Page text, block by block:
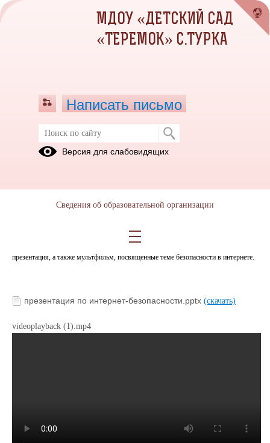
Безопасный интернет
В октябре 2018 г. в МДОУ "Туркинский детский сад "Теремок" в старшей и
подготовительной группах был проведен комплекс занятий по безопасному
устройством компьютера (его частями), понятием "интернет", а также с
основными правилами поведения в сети интернет. Детям были показаны
презентация, а также мультфильм, посвященные теме безопасности в интернете.
презентация по интернет-безопасности.pptx (скачать)
videoplayback (1).mp4
МДОУ «ДЕТСКИЙ САД
«ТЕРЕМОК» С.ТУРКА
Написать письмо
Версия для слабовидящих
Сведения об образовательной организации